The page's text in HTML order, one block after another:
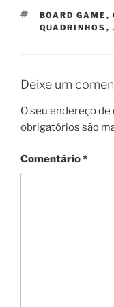
TAGS
BOARD GAME ,
QUADRINHOS ,
Deixe um
O seu endereço
obrigatórios são
Comentário*